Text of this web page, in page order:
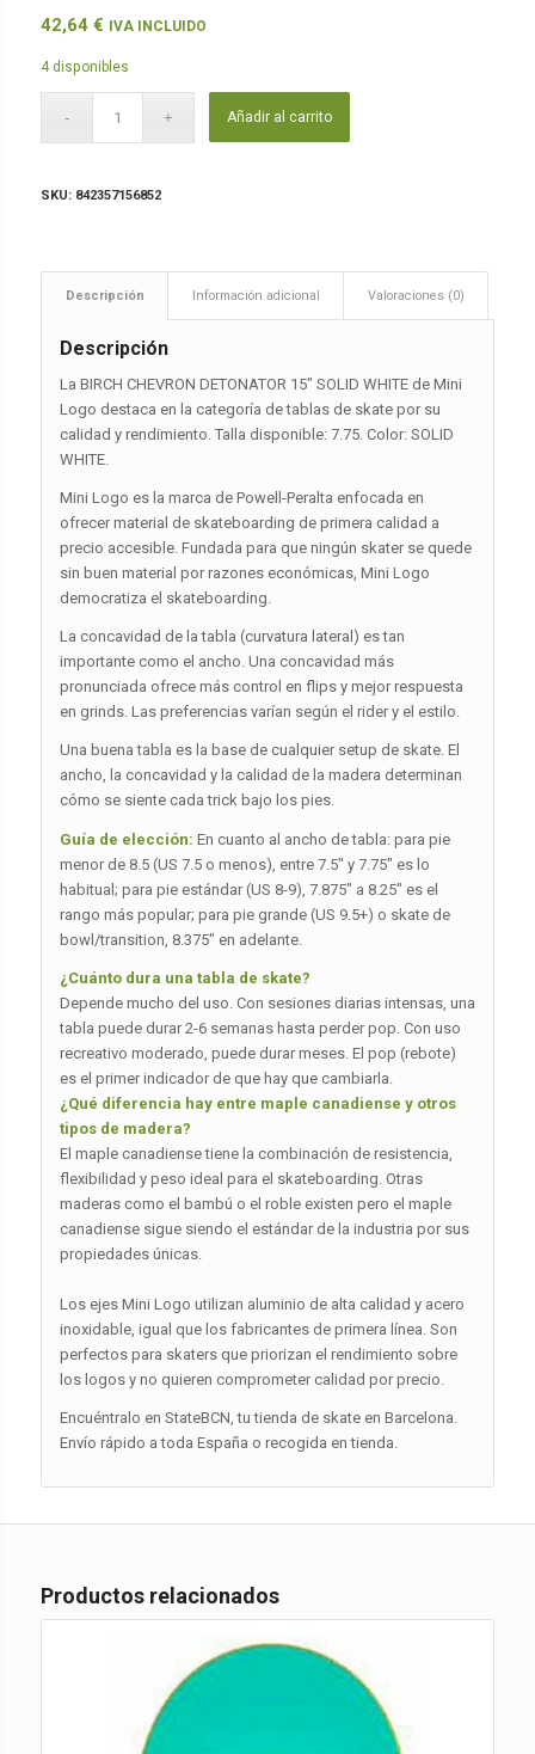
42,64 € IVA INCLUIDO
4 disponibles
Añadir al carrito
SKU: 842357156852
Descripción Información adicional Valoraciones (0)
Descripción
La BIRCH CHEVRON DETONATOR 15″ SOLID WHITE de Mini
Logo destaca en la categoría de tablas de skate por su
calidad y rendimiento. Talla disponible: 7.75. Color: SOLID
WHITE.
Mini Logo es la marca de Powell-Peralta enfocada en
ofrecer material de skateboarding de primera calidad a
precio accesible. Fundada para que ningún skater se quede
sin buen material por razones económicas, Mini Logo
democratiza el skateboarding.
La concavidad de la tabla (curvatura lateral) es tan
importante como el ancho. Una concavidad más
pronunciada ofrece más control en flips y mejor respuesta
en grinds. Las preferencias varían según el rider y el estilo.
Una buena tabla es la base de cualquier setup de skate. El
ancho, la concavidad y la calidad de la madera determinan
cómo se siente cada trick bajo los pies.
Guía de elección: En cuanto al ancho de tabla: para pie
menor de 8.5 (US 7.5 o menos), entre 7.5″ y 7.75″ es lo
habitual; para pie estándar (US 8-9), 7.875″ a 8.25″ es el
rango más popular; para pie grande (US 9.5+) o skate de
bowl/transition, 8.375″ en adelante.
¿Cuánto dura una tabla de skate?
Depende mucho del uso. Con sesiones diarias intensas, una
tabla puede durar 2-6 semanas hasta perder pop. Con uso
recreativo moderado, puede durar meses. El pop (rebote)
es el primer indicador de que hay que cambiarla.
¿Qué diferencia hay entre maple canadiense y otros
tipos de madera?
El maple canadiense tiene la combinación de resistencia,
flexibilidad y peso ideal para el skateboarding. Otras
maderas como el bambú o el roble existen pero el maple
canadiense sigue siendo el estándar de la industria por sus
propiedades únicas.
Los ejes Mini Logo utilizan aluminio de alta calidad y acero
inoxidable, igual que los fabricantes de primera línea. Son
perfectos para skaters que priorizan el rendimiento sobre
los logos y no quieren comprometer calidad por precio.
Encuéntralo en StateBCN, tu tienda de skate en Barcelona.
Envío rápido a toda España o recogida en tienda.
Productos relacionados